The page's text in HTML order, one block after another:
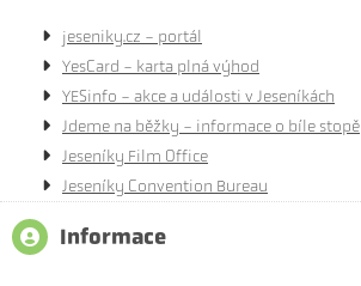
jeseniky.cz - portál
YesCard - karta plná výhod
YESinfo - akce a události v Jeseníkách
Jdeme na běžky - informace o bíle stopě
Jeseníky Film Office
Jeseníky Convention Bureau
Informace